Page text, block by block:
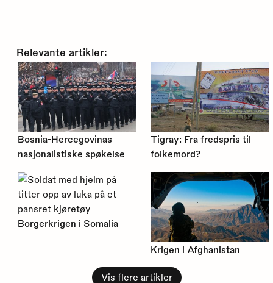
Relevante artikler:
Bosnia-Hercegovinas
nasjonalistiske spøkelse
Tigray: Fra fredspris til
folkemord?
Borgerkrigen i Somalia
Krigen i Afghanistan
Vis flere artikler